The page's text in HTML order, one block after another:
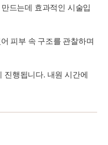
드는데 효과적인 시술입
피부 속 구조를 관찰하며
진행됩니다. 내원 시간에